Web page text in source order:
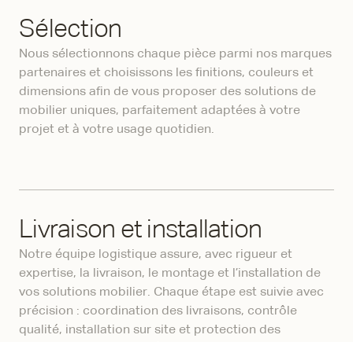
Sélection
Nous sélectionnons chaque pièce parmi nos marques
partenaires et choisissons les finitions, couleurs et
dimensions afin de vous proposer des solutions de
mobilier uniques, parfaitement adaptées à votre
projet et à votre usage quotidien.
Livraison et installation
Notre équipe logistique assure, avec rigueur et
expertise, la livraison, le montage et l’installation de
vos solutions mobilier. Chaque étape est suivie avec
précision : coordination des livraisons, contrôle
qualité, installation sur site et protection des